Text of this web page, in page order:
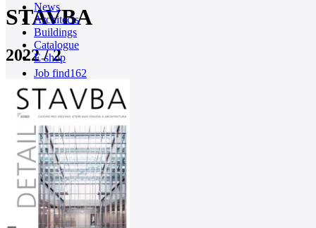
News
Architects
Buildings
Catalogue
E-shop
Job find162
0
STAVBA
2022 / 2